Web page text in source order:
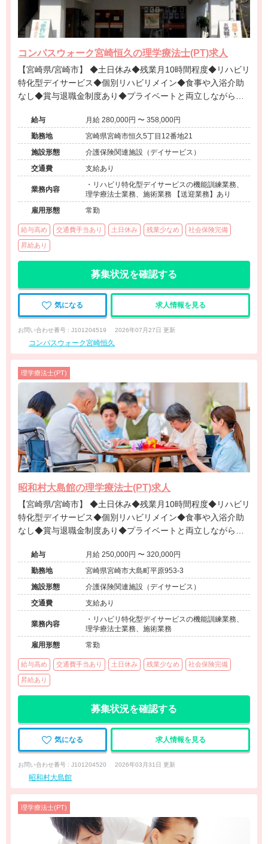
コンパスウォーク宮崎恒久の理学療法士(PT)求人
【宮崎県/宮崎市】 ◆土日休み◆残業月10時間程度◆リハビリ
特化型デイサービス◆個別リハビリメイン◆食事や入浴介助
なし◆賞与退職金制度あり◆プライベートと両立しながら専
給与
月給 280,000円 〜 358,000円
勤務地
宮崎県宮崎市恒久5丁目12番地21
施設形態
介護保険関連施設（デイサービス）
交通費
支給あり
業務内容
・リハビリ特化型デイサービスの機能訓練業務、
理学療法士業務、施術業務 【送迎業務】あり
雇用形態
常勤
給与高め 交通費手当あり 土日休み 残業少なめ 社会保険完備
昇給あり
募集状況を確認する
気になる 求人情報を見る
お問い合わせ番号 : J101204519 2026年07月27日 更新
コンパスウォーク宮崎恒久
理学療法士(PT)
昭和村大島館の理学療法士(PT)求人
【宮崎県/宮崎市】 ◆土日休み◆残業月10時間程度◆リハビリ
特化型デイサービス◆個別リハビリメイン◆食事や入浴介助
なし◆賞与退職金制度あり◆プライベートと両立しながら専
給与
月給 250,000円 〜 320,000円
勤務地
宮崎県宮崎市大島町平原953-3
施設形態
介護保険関連施設（デイサービス）
交通費
支給あり
業務内容
・リハビリ特化型デイサービスの機能訓練業務、
理学療法士業務、施術業務
雇用形態
常勤
給与高め 交通費手当あり 土日休み 残業少なめ 社会保険完備
昇給あり
募集状況を確認する
気になる 求人情報を見る
お問い合わせ番号 : J101204520 2026年03月31日 更新
昭和村大島館
理学療法士(PT)